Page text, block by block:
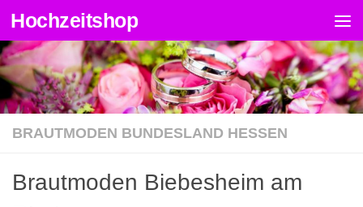
Zum Inhalt springen
Hochzeitshop
BRAUTMODEN BUNDESLAND HESSEN
Brautmoden Biebesheim am